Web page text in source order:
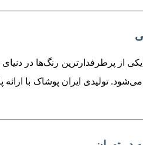
از پرطرفدارترین رنگ‌ها در دنیای
تولیدی ایران پوشاک با ارائه